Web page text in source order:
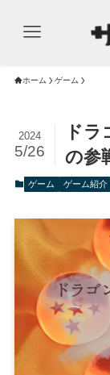
ホーム ゲーム
ド
の参
2024
5/26
ゲーム ゲーム紹介